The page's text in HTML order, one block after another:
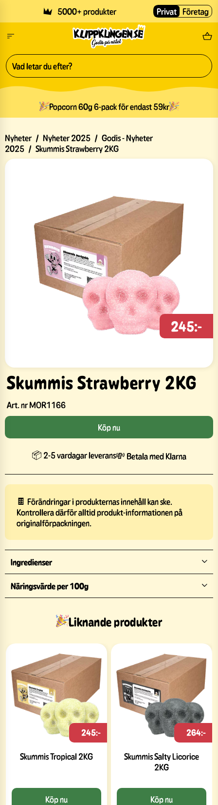
5000+ produkter Fri
Privat Företag
Popcorn 60g 6-pack för endast 59kr
Nyheter / Nyheter 2025 / Godis - Nyheter
2025 / Skummis Strawberry 2KG
Skummis Strawberry 2KG
Art. nrMOR1166
245:-
Köp nu
📦 2-5 vardagar leverans💸 Betala med Klarna
🍫 Förändringar i produkternas innehåll kan ske.
Kontrollera därför alltid produkt-informationen på
originalförpackningen.
Ingredienser
Näringsvärde per 100g
Liknande produkter
Skummis Tropical 2KG
245:-
Köp nu
Skummis Salty Licorice
2KG
264:-
Köp nu